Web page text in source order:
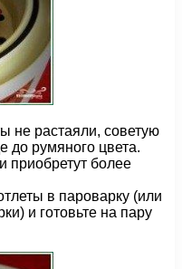
не растаяли, советую
до румяного цвета.
приобретут более
в пароварку (или
и готовьте на пару